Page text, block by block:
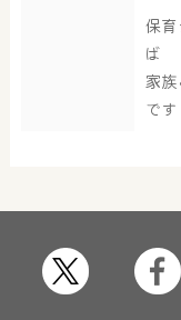
屋内レジャープー
奈良わんぱくラ
保
ば
家
です